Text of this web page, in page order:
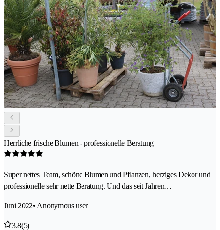
Herrliche frische Blumen - professionelle Beratung
Super nettes Team, schöne Blumen und Pflanzen, herziges Dekor und
professionelle sehr nette Beratung. Und das seit Jahren…
Juni 2022• Anonymous user
3.8(5)